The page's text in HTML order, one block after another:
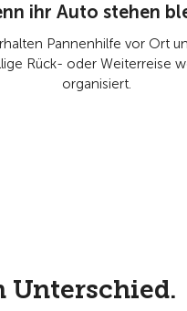
ihr Auto stehen
Pannenhilfe vor Ort
Rück- oder Weiterreise
organisiert.
Unterschied.